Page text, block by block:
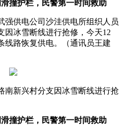
滑撞护栏，民警第一时间救助
强供电公司沙洼供电所组织人员
因冰雪断线进行抢修，今天12
线路恢复供电。（通讯员王建
南新兴村分支因冰雪断线进行抢
滑撞护栏，民警第一时间救助